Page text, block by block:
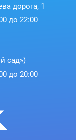
дорога, 1
до 22:00
сад»)
до 20:00